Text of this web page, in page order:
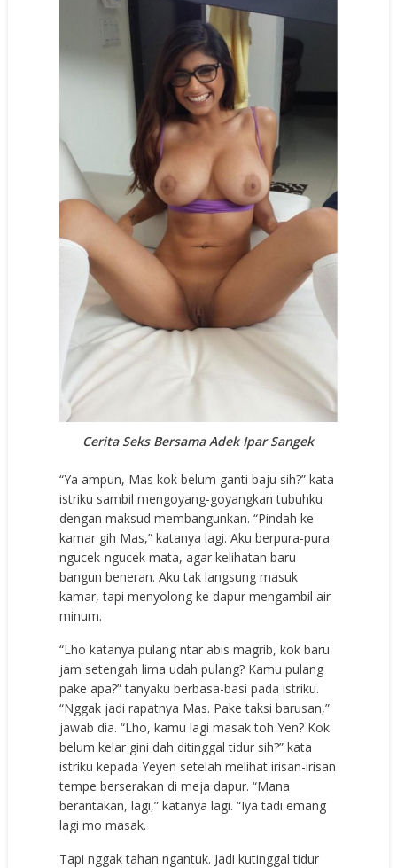
Cerita Seks Bersama Adek Ipar Sangek
“Ya ampun, Mas kok belum ganti baju sih?” kata
istriku sambil mengoyang-goyangkan tubuhku
dengan maksud membangunkan. “Pindah ke
kamar gih Mas,” katanya lagi. Aku berpura-pura
ngucek-ngucek mata, agar kelihatan baru
bangun beneran. Aku tak langsung masuk
kamar, tapi menyolong ke dapur mengambil air
minum.
“Lho katanya pulang ntar abis magrib, kok baru
jam setengah lima udah pulang? Kamu pulang
pake apa?” tanyaku berbasa-basi pada istriku.
“Nggak jadi rapatnya Mas. Pake taksi barusan,”
jawab dia. “Lho, kamu lagi masak toh Yen? Kok
belum kelar gini dah ditinggal tidur sih?” kata
istriku kepada Yeyen setelah melihat irisan-irisan
tempe berserakan di meja dapur. “Mana
berantakan, lagi,” katanya lagi. “Iya tadi emang
lagi mo masak.
Tapi nggak tahan ngantuk. Jadi kutinggal tidur